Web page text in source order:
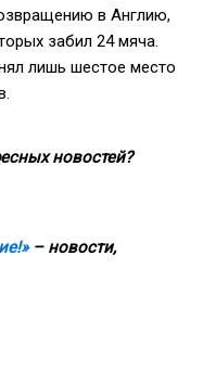
в Англию,
забил 24 мяча.
лишь шестое место
новостей?
– новости,